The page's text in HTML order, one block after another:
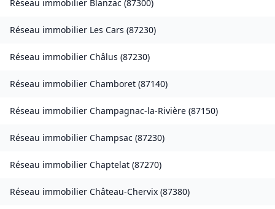
Réseau immobilier Blanzac (87300)
Réseau immobilier Les Cars (87230)
Réseau immobilier Châlus (87230)
Réseau immobilier Chamboret (87140)
Réseau immobilier Champagnac-la-Rivière (87150)
Réseau immobilier Champsac (87230)
Réseau immobilier Chaptelat (87270)
Réseau immobilier Château-Chervix (87380)